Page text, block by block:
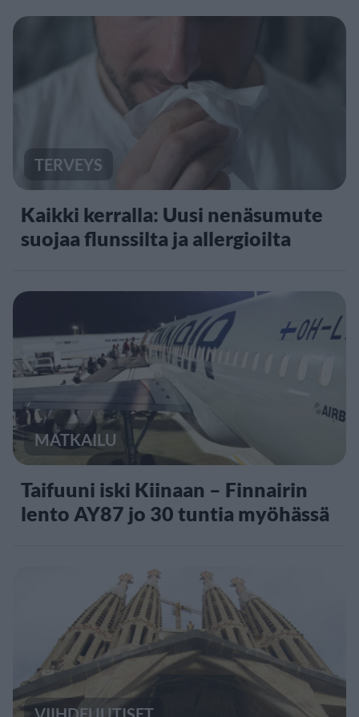
TERVEYS
Kaikki kerralla: Uusi nenäsumute
suojaa flunssilta ja allergioilta
MATKAILU
Taifuuni iski Kiinaan – Finnairin
lento AY87 jo 30 tuntia myöhässä